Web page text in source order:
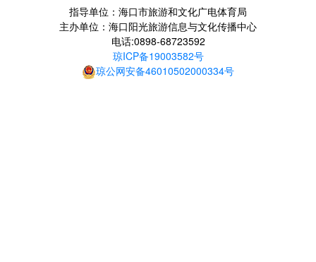
指导单位：海口市旅游和文化广电体育局
主办单位：海口阳光旅游信息与文化传播中心
电话:0898-68723592
琼ICP备19003582号
琼公网安备46010502000334号